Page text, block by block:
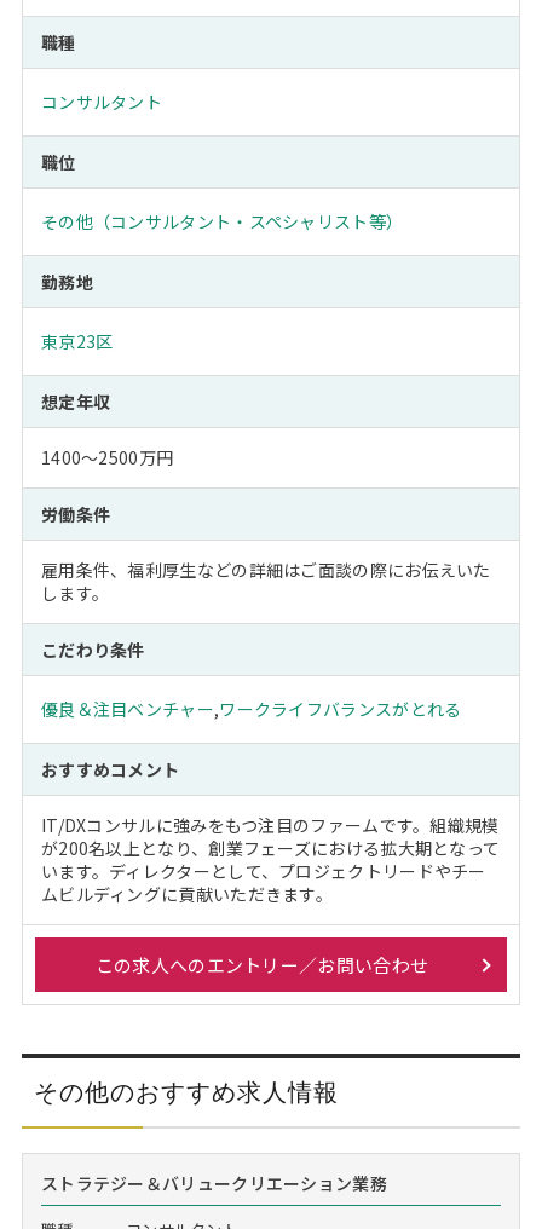
職種
コンサルタント
職位
その他（コンサルタント・スペシャリスト等）
勤務地
東京23区
想定年収
1400～2500万円
労働条件
雇用条件、福利厚生などの詳細はご面談の際にお伝えいた
します。
こだわり条件
優良＆注目ベンチャー,ワークライフバランスがとれる
おすすめコメント
IT/DXコンサルに強みをもつ注目のファームです。組織規模
が200名以上となり、創業フェーズにおける拡大期となって
います。ディレクターとして、プロジェクトリードやチー
ムビルディングに貢献いただきます。
この求人へのエントリー／お問い合わせ
その他のおすすめ求人情報
ストラテジー＆バリュークリエーション業務